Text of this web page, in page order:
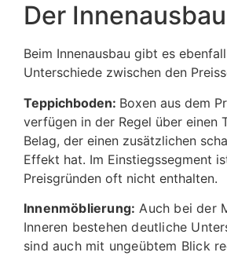
Der Innenausbau
Beim Innenausbau gibt es
Unterschiede zwischen den
Teppichboden: Boxen aus dem
verfügen in der Regel über einen
Belag, der einen zusätzlichen
Effekt hat. Im Einstiegssegment
Preisgründen oft nicht enthalten.
Innenmöblierung: Auch bei der
Inneren bestehen deutliche
sind auch mit ungeübtem Blick